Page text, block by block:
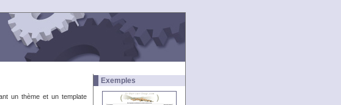
un thème et un template
Exemples